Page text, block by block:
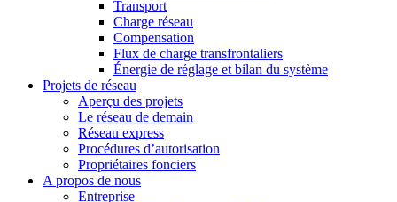
Transport
Charge réseau
Compensation
Flux de charge transfrontaliers
Énergie de réglage et bilan du système
Projets de réseau
Aperçu des projets
Le réseau de demain
Réseau express
Procédures d’autorisation
Propriétaires fonciers
A propos de nous
Entreprise